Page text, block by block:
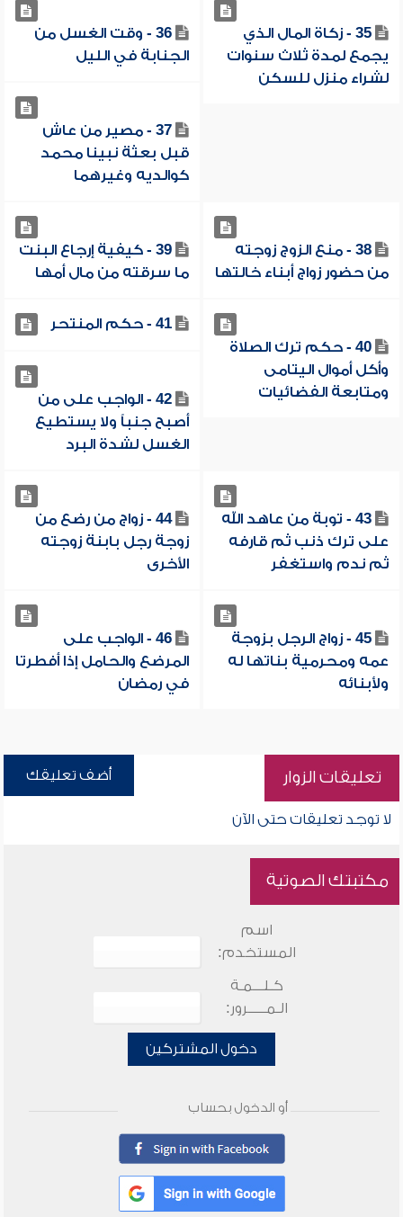
35 - زكاة المال الذي
يجمع لمدة ثلاث سنوات
لشراء منزل للسكن
36 - وقت الغسل من
الجنابة في الليل
37 - مصير من عاش
قبل بعثة نبينا محمد
كوالديه وغيرهما
38 - منع الزوج زوجته
من حضور زواج أبناء خالتها
39 - كيفية إرجاع البنت
ما سرقته من مال أمها
40 - حكم ترك الصلاة
وأكل أموال اليتامى
ومتابعة الفضائيات
41 - حكم المنتحر
42 - الواجب على من
أصبح جنباً ولا يستطيع
الغسل لشدة البرد
43 - توبة من عاهد الله
على ترك ذنب ثم قارفه
ثم ندم واستغفر
44 - زواج من رضع من
زوجة رجل بابنة زوجته
الأخرى
45 - زواج الرجل بزوجة
عمه ومحرمية بناتها له
ولأبنائه
46 - الواجب على
المرضع والحامل إذا أفطرتا
في رمضان
تعليقات الزوار أضف تعليقك
لا توجد تعليقات حتى الآن
مكتبتك الصوتية
اسم
المستخدم:
كـلـــمـة
الـمـــــرور:
دخول المشتركين
أو الدخول بحساب